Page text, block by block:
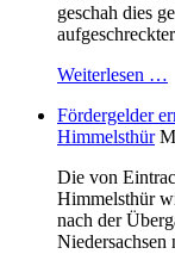
geschah dies
Weiterlesen …
Fördergelder
Himmelsthür
Die von
Himmelsthür
nach der
Niedersachsen